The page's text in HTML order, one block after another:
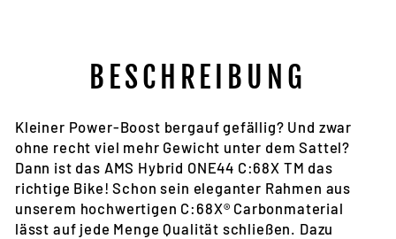
BESCHREIBUNG
Kleiner Power-Boost bergauf gefällig? Und zwar
ohne recht viel mehr Gewicht unter dem Sattel?
Dann ist das AMS Hybrid ONE44 C:68X TM das
richtige Bike! Schon sein eleganter Rahmen aus
unserem hochwertigen C:68X® Carbonmaterial
lässt auf jede Menge Qualität schließen. Dazu